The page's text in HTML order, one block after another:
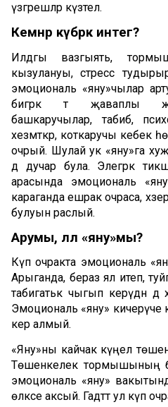
үзгәрешләр күзәтелә.
Кемнәр күбрәк интегә?
Илдәгы вазгыять,
кызулануы, стресс
эмоциональ «яну»чылар
бигрәк тә җаваплы
башкаручылар, табиб,
хезмәткәр, коткаручы кебек
очрый. Шулай ук «яну»га
дә дучар була. Элегрәк
арасында эмоциональ
караганда ешрак очраса,
булуын раслый.
Арумы, әллә «яну»мы?
Күп очракта эмоциональ
Арыганда, бераз ял итеп,
табигатькә чыгып керүдән
Эмоциональ «яну» кичерүче
керә алмый.
«Яну»ны кайчак күңел
Төшенкелек тормышының
эмоциональ «яну»
өлкәсе аксый. Гадәттә ул күп